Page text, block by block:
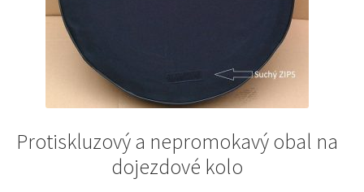
Protiskluzový a nepromokavý obal na
dojezdové kolo